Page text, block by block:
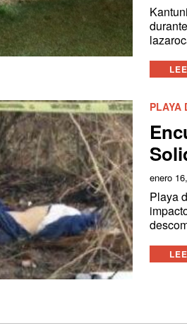
PLAYA
enero
Playa